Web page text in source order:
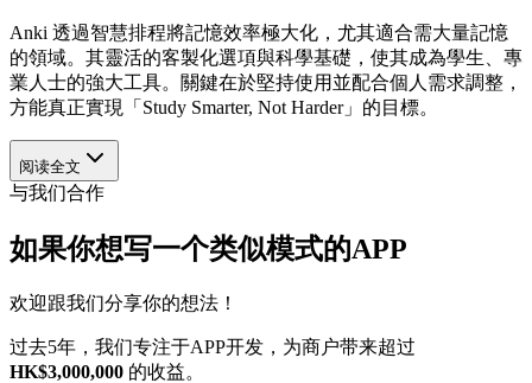
Anki 透過智慧排程將記憶效率極大化，尤其適合需大量記憶
的領域。其靈活的客製化選項與科學基礎，使其成為學生、專
業人士的強大工具。關鍵在於堅持使用並配合個人需求調整，
方能真正實現「Study Smarter, Not Harder」的目標。
阅读全文
与我们合作
如果你想写一个类似模式的APP
欢迎跟我们分享你的想法！
过去5年，我们专注于APP开发，为商户带来超过
HK$3,000,000 的收益。